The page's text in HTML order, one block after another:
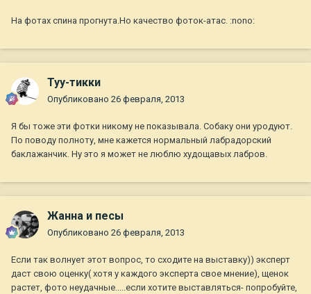
На фотах спина прогнута.Но качество фоток-атас. :nono:
Туу-тикки
Опубликовано 26 февраля, 2013
Я бы тоже эти фотки никому не показывала. Собаку они уродуют.
По поводу полноту, мне кажется нормальный лабрадорский
баклажанчик. Ну это я может не люблю худощавых лабров.
Жанна и песы
Опубликовано 26 февраля, 2013
Если так волнует этот вопрос, то сходите на выставку)) эксперт
даст свою оценку( хотя у каждого эксперта свое мнение), щенок
растет, фото неудачные.....если хотите выставляться- попробуйте,